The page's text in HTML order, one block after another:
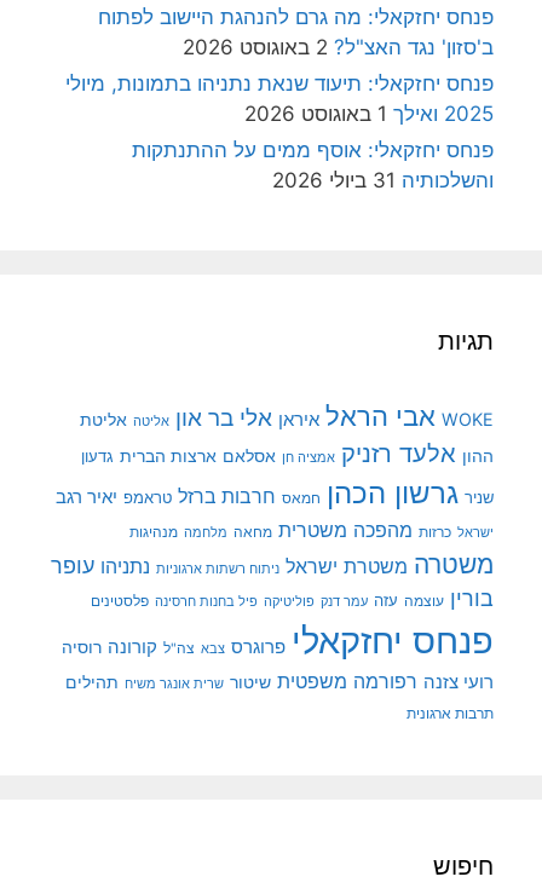
פנחס יחזקאלי: מה גרם להנהגת היישוב לפתוח
ב'סזון' נגד האצ"ל? 2 באוגוסט 2026
פנחס יחזקאלי: תיעוד שנאת נתניהו בתמונות, מיולי
2025 ואילך
1 באוגוסט 2026
פנחס יחזקאלי: אוסף ממים על ההתנתקות
והשלכותיה 31 ביולי 2026
תגיות
WOKE אבי הראל איראן אלי בר און אליטה אליטת
ההון אלעד רזניק אמציה חן אסלאם ארצות הברית גדעון
שניר גרשון הכהן חמאס חרבות ברזל טראמפ יאיר רגב
ישראל כרזות מהפכה משטרית מחאה מלחמה מנהיגות
משטרה משטרת ישראל ניתוח רשתות ארגוניות נתניהו עופר
בורין עוצמה עזה עמר דנק פוליטיקה פיל בחנות חרסינה פלסטינים
פנחס יחזקאלי פרוגרס צבא צה"ל קורונה רוסיה
רועי צזנה רפורמה משפטית שיטור שרית אונגר משיח תהילים
תרבות ארגונית
חיפוש